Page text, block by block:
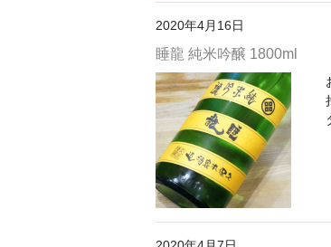
2020年4月16日
睡龍 純米吟醸 1800ml